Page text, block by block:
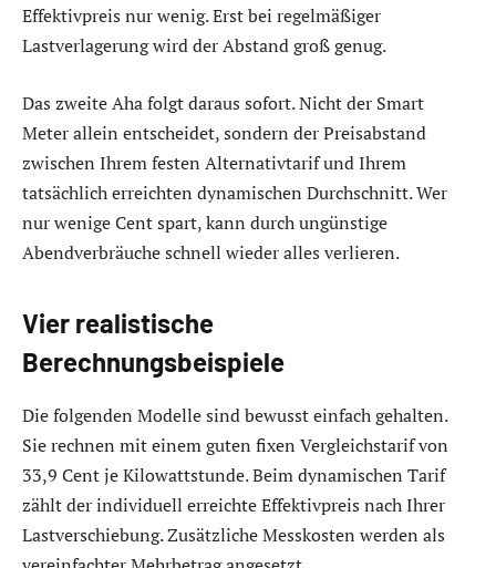
Effektivpreis nur wenig. Erst bei regelmäßiger
Lastverlagerung wird der Abstand groß genug.
Das zweite Aha folgt daraus sofort. Nicht der Smart
Meter allein entscheidet, sondern der Preisabstand
zwischen Ihrem festen Alternativtarif und Ihrem
tatsächlich erreichten dynamischen Durchschnitt. Wer
nur wenige Cent spart, kann durch ungünstige
Abendverbräuche schnell wieder alles verlieren.
Vier realistische
Berechnungsbeispiele
Die folgenden Modelle sind bewusst einfach gehalten.
Sie rechnen mit einem guten fixen Vergleichstarif von
33,9 Cent je Kilowattstunde. Beim dynamischen Tarif
zählt der individuell erreichte Effektivpreis nach Ihrer
Lastverschiebung. Zusätzliche Messkosten werden als